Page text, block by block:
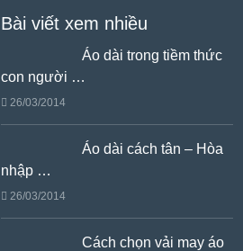
Bài viết xem nhiều
Áo dài trong tiềm thức
con người …
26/03/2014
Áo dài cách tân – Hòa
nhập …
26/03/2014
Cách chọn vải may áo